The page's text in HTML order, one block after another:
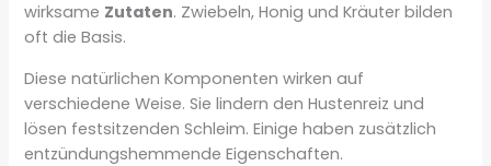
wirksame Zutaten. Zwiebeln, Honig und Kräuter bilden
oft die Basis.
Diese natürlichen Komponenten wirken auf
verschiedene Weise. Sie lindern den Hustenreiz und
lösen festsitzenden Schleim. Einige haben zusätzlich
entzündungshemmende Eigenschaften.